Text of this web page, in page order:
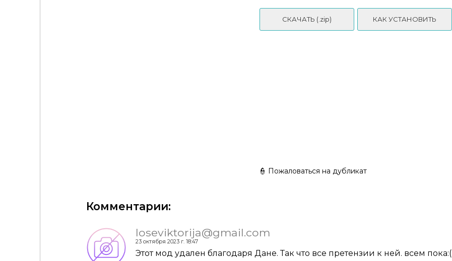
СКАЧАТЬ (.zip) КАК УСТАНОВИТЬ
👮 Пожаловаться на дубликат
Комментарии:
loseviktorija@gmail.com
23 октября 2023 г. 18:47
Этот мод удален благодаря Дане. Так что все претензии к ней. всем пока:(